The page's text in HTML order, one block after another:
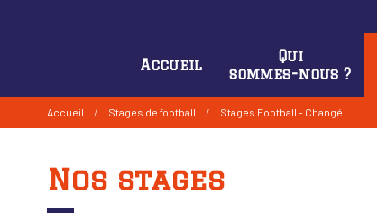
Accueil
Qui
sommes-nous ?
Accueil / Stages de football / Stages Football - Changé
Nos stages